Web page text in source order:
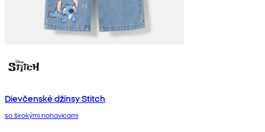
Dievčenské džínsy Stitch
so širokými nohavicami